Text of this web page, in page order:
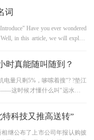
词
Have you ever wondered
in this article, we will explore
时真能随叫随到？
量只剩5%，哆嗦着搜"? ?垫江
这时候才懂什么叫"远水救不
科技又推高送转”
继公布了上市公司年报认购披